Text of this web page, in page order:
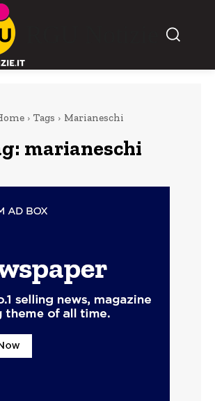
Tags Marianeschi
marianeschi